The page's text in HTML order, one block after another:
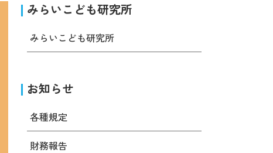
みらいこども研究所
みらいこども研究所
お知らせ
各種規定
財務報告